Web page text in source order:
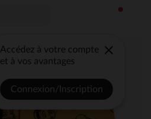
Accédez à votre compte
et à vos avantages
Connexion/Inscription